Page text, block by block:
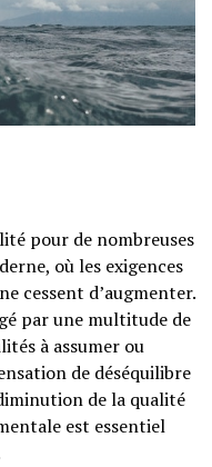
pour de nombreuses
où les exigences
cessent d’augmenter.
par une multitude de
à assumer ou
de déséquilibre
de la qualité
est essentiel